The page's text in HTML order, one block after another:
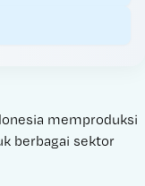
memproduksi
berbagai sektor